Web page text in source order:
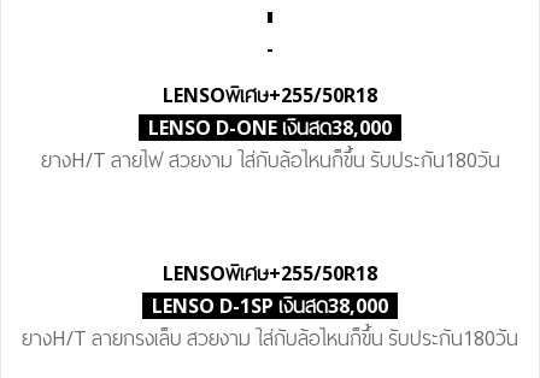
LENSOพิเศษ+255/50R18
LENSO D-ONE เงินสด38,000
ยางH/T ลายไฟ สวยงาม ใส่กับล้อไหนก็ขึ้น รับประกัน180วัน
LENSOพิเศษ+255/50R18
LENSO D-1SP เงินสด38,000
ยางH/T ลายกรงเล็บ สวยงาม ใส่กับล้อไหนก็ขึ้น รับประกัน180วัน